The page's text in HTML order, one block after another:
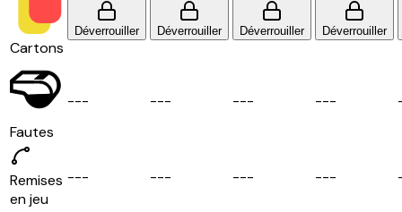
Cartons
Déverrouiller Déverrouiller Déverrouiller Déverrouiller
Fautes
--- --- --- ---
Remises
en jeu
--- --- --- ---